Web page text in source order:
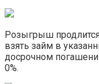
Розыгрыш
взять займ в
досрочном
0%.